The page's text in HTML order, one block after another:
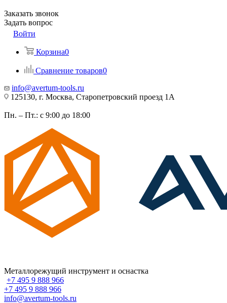
Заказать звонок
Задать вопрос
Войти
Корзина0
Сравнение товаров0
info@avertum-tools.ru
125130, г. Москва, Старопетровский проезд 1А
Пн. – Пт.: с 9:00 до 18:00
Металлорежущий инструмент и оснастка
+7 495 9 888 966
+7 495 9 888 966
info@avertum-tools.ru